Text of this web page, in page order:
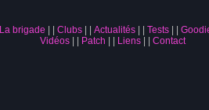
La brigade Clubs| Actualités| Tests|
Vidéos| Patch Liens| Contact